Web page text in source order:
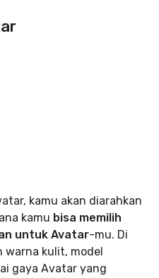
kamu akan diarahkan
kamu bisa memilih
untuk Avatar-mu. Di
warna kulit, model
gaya Avatar yang